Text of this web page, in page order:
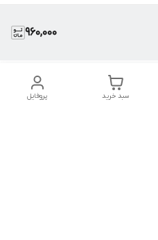
960,000
پروفایل سبد خرید